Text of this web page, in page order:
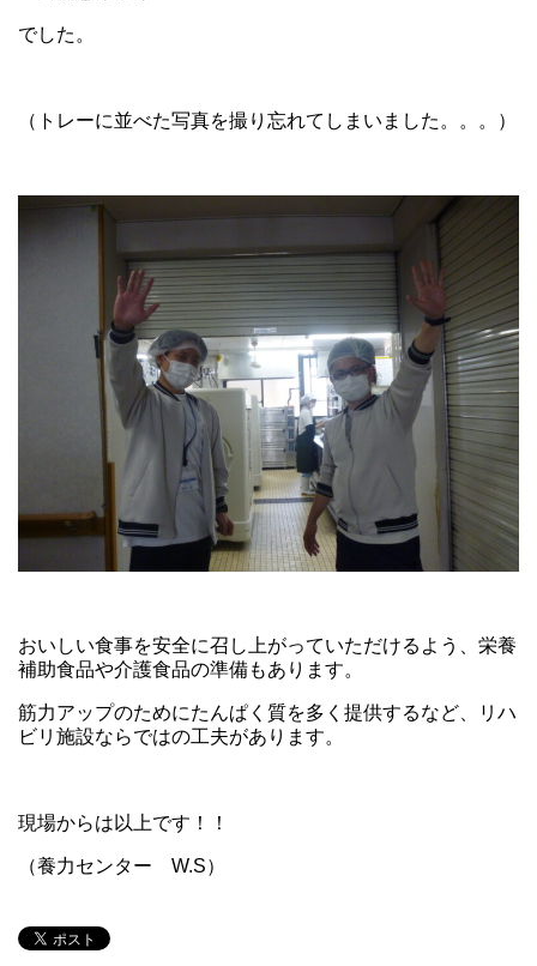
でした。
（トレーに並べた写真を撮り忘れてしまいました。。。）
おいしい食事を安全に召し上がっていただけるよう、栄養
補助食品や介護食品の準備もあります。
筋力アップのためにたんぱく質を多く提供するなど、リハ
ビリ施設ならではの工夫があります。
現場からは以上です！！
（養力センター W.S）